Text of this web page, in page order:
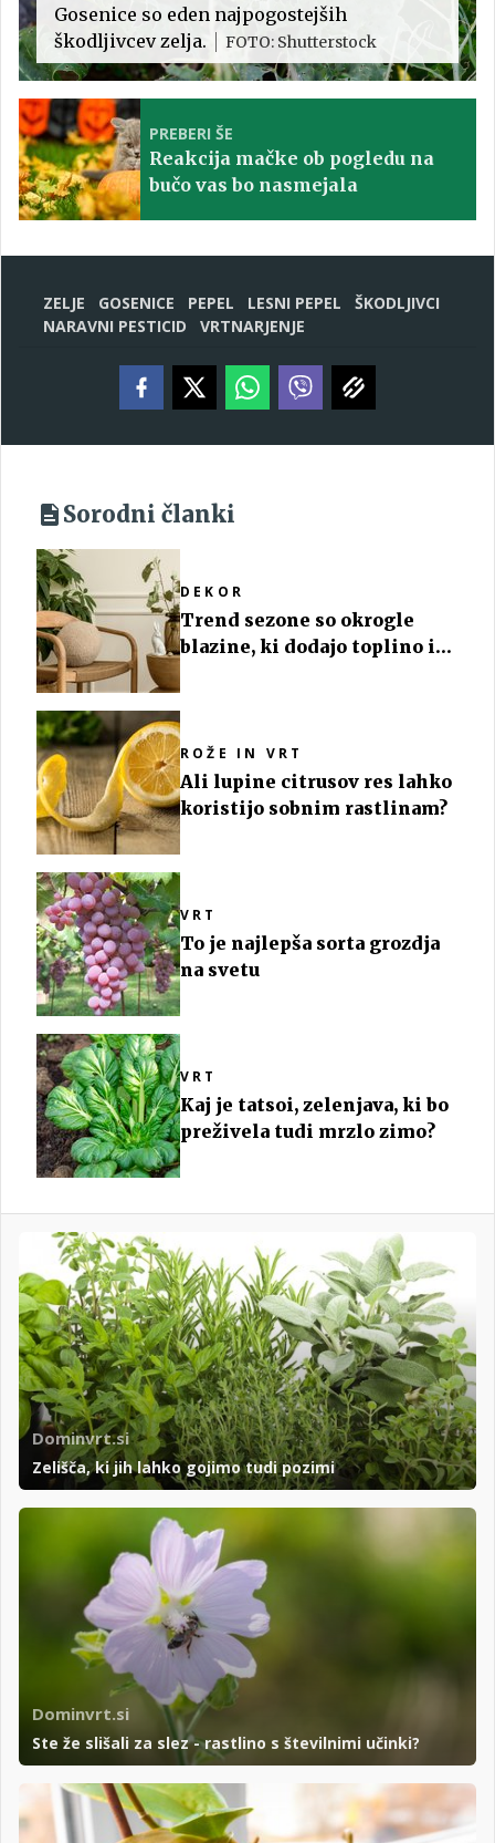
Gosenice so eden najpogostejših
škodljivcev zelja.
FOTO: Shutterstock
PREBERI ŠE
Reakcija mačke ob pogledu na
bučo vas bo nasmejala
ZELJE GOSENICE PEPEL LESNI PEPEL
ŠKODLJIVCI
NARAVNI PESTICID
VRTNARJENJE
Sorodni članki
DEKOR
Trend sezone so okrogle
blazine, ki dodajo toplino in
ROŽE IN VRT
Ali lupine citrusov res lahko
koristijo sobnim rastlinam?
VRT
To je najlepša sorta grozdja
na svetu
VRT
Kaj je tatsoi, zelenjava, ki bo
preživela tudi mrzlo zimo?
Dominvrt.si
Zelišča, ki jih lahko gojimo tudi pozimi
Dominvrt.si
Ste že slišali za slez - rastlino s številnimi učinki?